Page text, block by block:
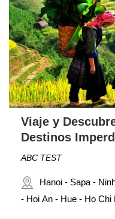
Viaje y
Destinos
ABC TEST
Hanoi - Sapa -
- Hoi An - Hue - Ho Chi